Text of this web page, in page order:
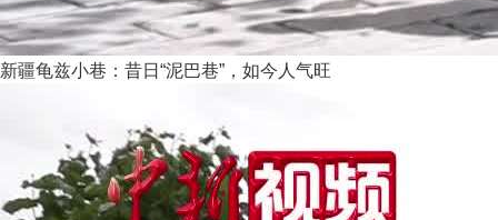
新疆龟兹小巷：昔日“泥巴巷”，如今人气旺